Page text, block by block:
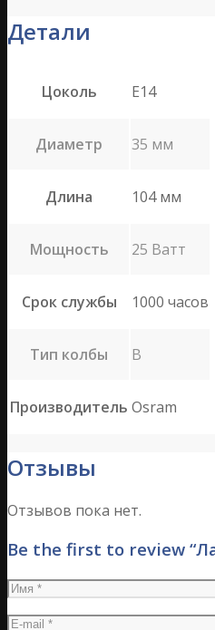
Детали
Цоколь E14
Диаметр 35 мм
Длина 104 мм
Мощность 25 Ватт
Срок службы 1000 часов
Тип колбы B
Производитель Osram
Отзывы
Отзывов пока нет.
Be the first to review